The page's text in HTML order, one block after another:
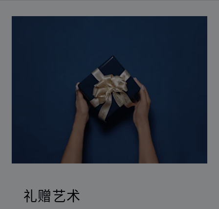
礼赠艺术